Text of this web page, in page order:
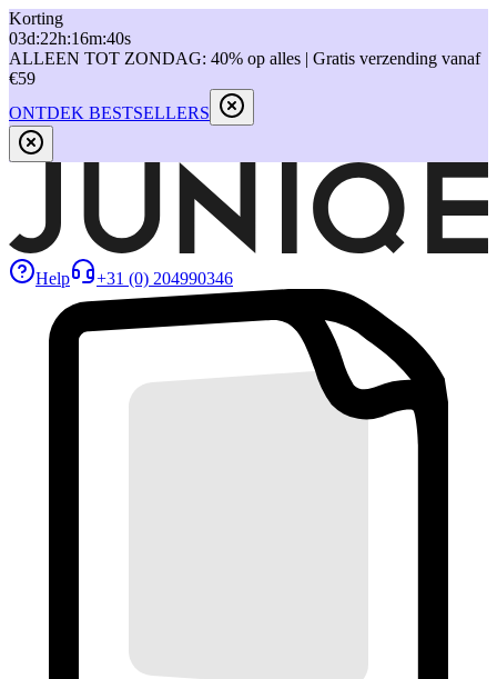
Korting
03d:22h:16m:40s
ALLEEN TOT ZONDAG: 40% op alles | Gratis verzending vanaf
€59
ONTDEK BESTSELLERS
Help +31 (0) 204990346